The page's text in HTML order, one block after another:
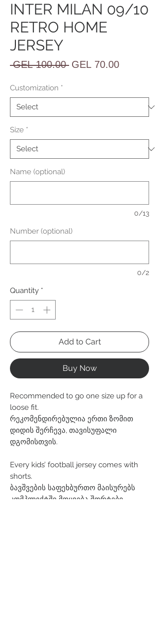
INTER MILAN 09/10
RETRO HOME
JERSEY
GEL 100.00 Regular
GEL 70.00Sale
Customization *
Size *
Name (optional)
0/13
Number (optional)
0/2
Quantity *
Add to Cart
Buy Now
Recommended to go one size up for a
loose fit.
რეკომენდირებულია ერთი ზომით
დიდის შერჩევა, თავისუფალი
დგომისთვის.
Every kids’ football jersey comes with
shorts.
ბავშვების საფეხბურთო მაისურებს
კომპლექტში მოყვება შორტები.